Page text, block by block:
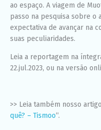
ao espaço. A viagem de
passo na pesquisa sobre o
expectativa de avançar na
suas peculiaridades.
Leia a reportagem na
22.jul.2023, ou na versão
>> Leia também nosso
quê? – Tismoo“.